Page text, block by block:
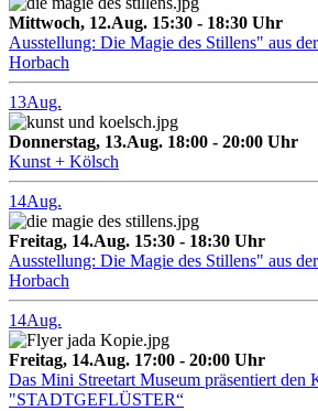
Mittwoch, 12.Aug. 15:30 - 18:30 Uhr
Ausstellung: Die Magie des Stillens" aus
Horbach
13Aug.
Donnerstag, 13.Aug. 18:00 - 20:00 Uhr
Kunst + Kölsch
14Aug.
Freitag, 14.Aug. 15:30 - 18:30 Uhr
Ausstellung: Die Magie des Stillens" aus
Horbach
14Aug.
Freitag, 14.Aug. 17:00 - 20:00 Uhr
Das Mini Streetart Museum präsentiert
"STADTGEFLÜSTER“